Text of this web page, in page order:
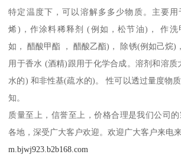
特定温度下，可以溶解多多少物质。主要
烯)，作涂料稀释剂 (例如，松节油)， 作洗
如， 醋酸甲酯 ， 醋酸乙酯)， 除锈(例如己烷)
用于香水 (酒精)跟用于化学合成。溶剂和溶
水的) 和非性基(疏水的)。 性可以透过量度物
知。
质量至上，信誉至上，价格合理是我们公司
各地，深受广大客户欢迎。欢迎广大客户来电来
m.bjwj923.b2b168.com